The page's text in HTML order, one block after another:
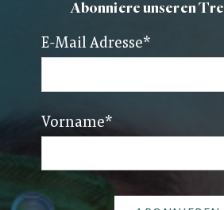
Abonniere unseren
E-Mail Adresse*
Vorname*